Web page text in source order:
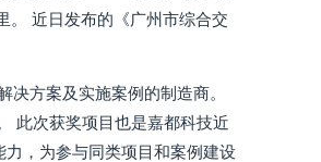
。 近日发布的《广州市综合交
方案及实施案例的制造商。
此次获奖项目也是嘉都科技近
，为参与同类项目和案例建设